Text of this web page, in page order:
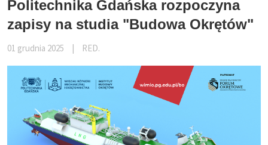
Politechnika Gdańska rozpoczyna
zapisy na studia "Budowa Okrętów"
01 grudnia 2025 RED.